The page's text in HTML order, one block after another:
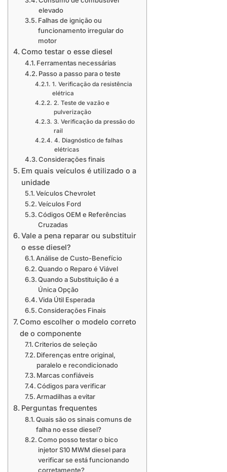
elevado
Falhas de ignição ou
funcionamento irregular do
motor
Como testar o esse diesel
Ferramentas necessárias
Passo a passo para o teste
1. Verificação da resistência
elétrica
2. Teste de vazão e
pulverização
3. Verificação da pressão do
rail
4. Diagnóstico de falhas
elétricas
Considerações finais
Em quais veículos é utilizado o a
unidade
Veículos Chevrolet
Veículos Ford
Códigos OEM e Referências
Cruzadas
Vale a pena reparar ou substituir
o esse diesel?
Análise de Custo-Benefício
Quando o Reparo é Viável
Quando a Substituição é a
Única Opção
Vida Útil Esperada
Considerações Finais
Como escolher o modelo correto
de o componente
Criterios de seleção
Diferenças entre original,
paralelo e recondicionado
Marcas confiáveis
Códigos para verificar
Armadilhas a evitar
Perguntas frequentes
Quais são os sinais comuns de
falha no esse diesel?
Como posso testar o bico
injetor S10 MWM diesel para
verificar se está funcionando
corretamente?